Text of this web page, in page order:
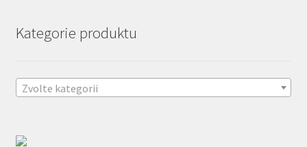
Kategorie produktu
Zvolte kategorii